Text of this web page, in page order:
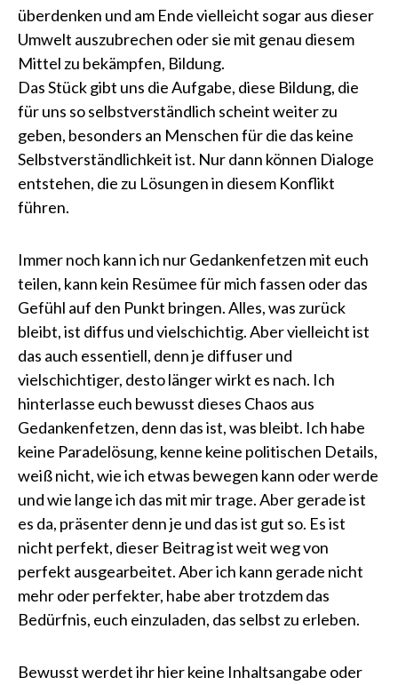
überdenken und am Ende vielleicht sogar aus dieser
Umwelt auszubrechen oder sie mit genau diesem
Mittel zu bekämpfen, Bildung.
Das Stück gibt uns die Aufgabe, diese Bildung, die
für uns so selbstverständlich scheint weiter zu
geben, besonders an Menschen für die das keine
Selbstverständlichkeit ist. Nur dann können Dialoge
entstehen, die zu Lösungen in diesem Konflikt
führen.
Immer noch kann ich nur Gedankenfetzen mit euch
teilen, kann kein Resümee für mich fassen oder das
Gefühl auf den Punkt bringen. Alles, was zurück
bleibt, ist diffus und vielschichtig. Aber vielleicht ist
das auch essentiell, denn je diffuser und
vielschichtiger, desto länger wirkt es nach. Ich
hinterlasse euch bewusst dieses Chaos aus
Gedankenfetzen, denn das ist, was bleibt. Ich habe
keine Paradelösung, kenne keine politischen Details,
weiß nicht, wie ich etwas bewegen kann oder werde
und wie lange ich das mit mir trage. Aber gerade ist
es da, präsenter denn je und das ist gut so. Es ist
nicht perfekt, dieser Beitrag ist weit weg von
perfekt ausgearbeitet. Aber ich kann gerade nicht
mehr oder perfekter, habe aber trotzdem das
Bedürfnis, euch einzuladen, das selbst zu erleben.
Bewusst werdet ihr hier keine Inhaltsangabe oder